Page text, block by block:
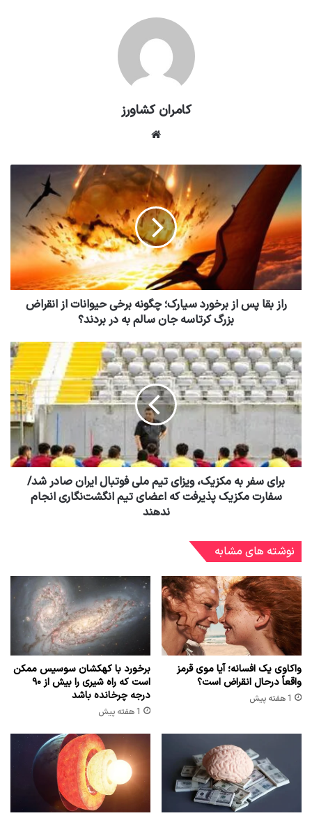
کامران کشاورز
راز بقا پس از برخورد سیارک؛ چگونه برخی حیوانات از انقراض
بزرگ کرتاسه جان سالم به در بردند؟
برای سفر به مکزیک، ویزای تیم ملی فوتبال ایران صادر شد/
سفارت مکزیک پذیرفت که اعضای تیم انگشت‌نگاری انجام
ندهند
نوشته های مشابه
واکاوی یک افسانه؛ آیا موی قرمز
واقعاً درحال انقراض است؟
1 هفته پیش
برخورد با کهکشان سوسیس ممکن
است که راه شیری را بیش از ۹۰
درجه چرخانده باشد
1 هفته پیش